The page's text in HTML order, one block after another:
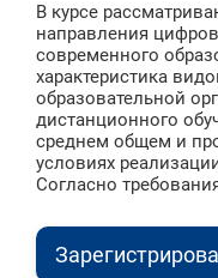
В курсе
направления
современного
характеристика
образовательной
дистанционного
среднем общем и
условиях
Согласно